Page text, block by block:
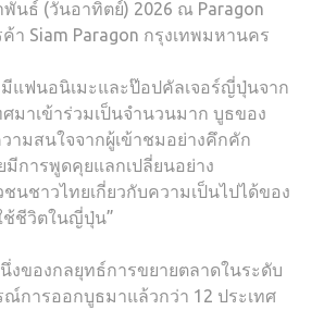
นธ์ (วันอาทิตย์) 2026 ณ Paragon
า Siam Paragon กรุงเทพมหานคร
แฟนอนิเมะและป๊อปคัลเจอร์ญี่ปุ่นจาก
มาเข้าร่วมเป็นจำนวนมาก บูธของ
วามสนใจจากผู้เข้าชมอย่างคึกคัก
การพูดคุยแลกเปลี่ยนอย่าง
นชาวไทยเกี่ยวกับความเป็นไปได้ของ
ช้ชีวิตในญี่ปุ่น”
งของกลยุทธ์การขยายตลาดในระดับ
การออกบูธมาแล้วกว่า 12 ประเทศ